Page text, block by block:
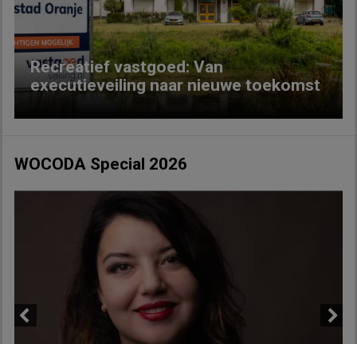
Recreatief vastgoed: Van
executieveiling naar nieuwe toekomst
WOCODA Special 2026